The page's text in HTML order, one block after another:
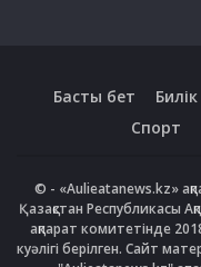
Басты бет Билік
Спорт
© - «Aulieatanews.kz»
Қазақстан Республикасы
ақпарат комитетінде
куәлігі берілген. Сайт